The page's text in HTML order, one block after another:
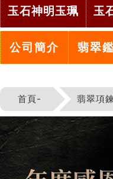
玉石神明玉珮 玉
公司簡介 翡翠
首頁- 翡翠項